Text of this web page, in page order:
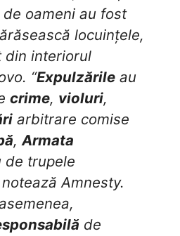
oameni au fost
locuințele,
din interiorul
“Expulzările au
crime, violuri,
arbitrare comise
,Armata
de trupele
notează Amnesty.
de